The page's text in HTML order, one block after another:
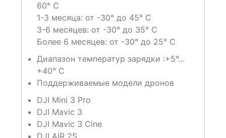
60° C
1-3 месяца: от -30° до 45° C
3-6 месяцев: от -30° до 35° C
Более 6 месяцев: от -30° до 25° C
Диапазон температур зарядки :+5°…
+40° C
Поддерживаемые модели дронов
DJI Mini 3 Pro
DJI Mavic 3
DJI Mavic 3 Cine